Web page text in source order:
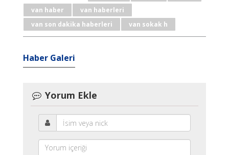
van haber
van haberleri
van son dakika haberleri
van sokak h
Haber Galeri
Yorum Ekle